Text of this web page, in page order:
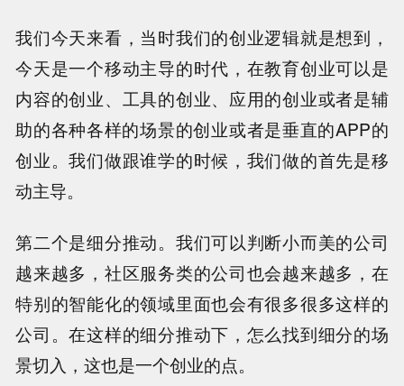
我们今天来看，当时我们的创业逻辑就是想到，
今天是一个移动主导的时代，在教育创业可以是
内容的创业、工具的创业、应用的创业或者是辅
助的各种各样的场景的创业或者是垂直的APP的
创业。我们做跟谁学的时候，我们做的首先是移
动主导。
第二个是细分推动。我们可以判断小而美的公司
越来越多，社区服务类的公司也会越来越多，在
特别的智能化的领域里面也会有很多很多这样的
公司。在这样的细分推动下，怎么找到细分的场
景切入，这也是一个创业的点。